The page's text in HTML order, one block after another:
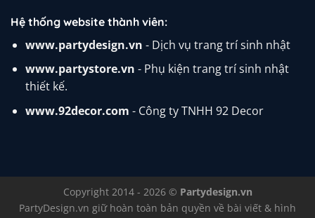
Hệ thống website thành viên:
www.partydesign.vn - Dịch vụ trang trí sinh nhật
www.partystore.vn - Phụ kiện trang trí sinh nhật
thiết kế.
www.92decor.com - Công ty TNHH 92 Decor
Copyright 2014 - 2026 © Partydesign.vn
PartyDesign.vn giữ hoàn toàn bản quyền về bài viết & hình